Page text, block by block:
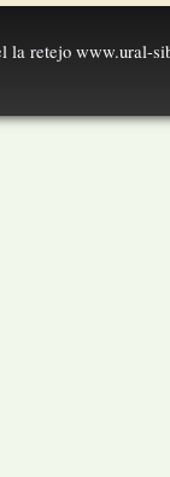
la retejowww.ural-